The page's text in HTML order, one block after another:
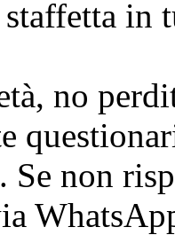
in
no
Se non